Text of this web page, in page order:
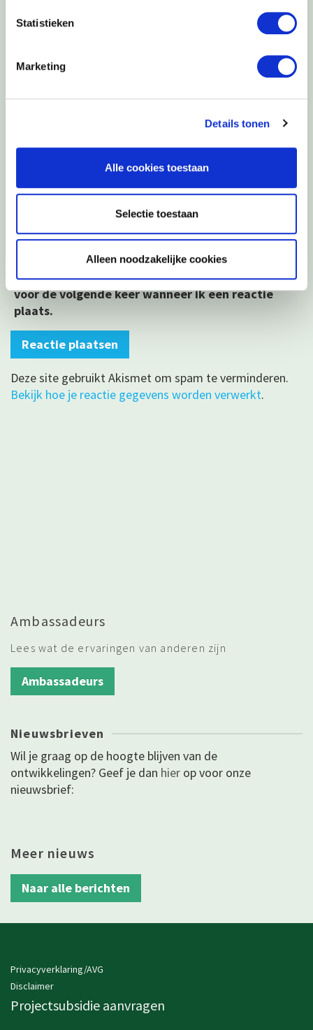
Statistieken
Marketing
Details tonen
Alle cookies toestaan
Selectie toestaan
Alleen noodzakelijke cookies
E-mail*
Mijn naam, e-mail en site opslaan in deze browser
voor de volgende keer wanneer ik een reactie
plaats.
Deze site gebruikt Akismet om spam te verminderen.
Bekijk hoe je reactie gegevens worden verwerkt.
Ambassadeurs
Lees wat de ervaringen van anderen zijn
Ambassadeurs
Nieuwsbrieven
Wil je graag op de hoogte blijven van de
ontwikkelingen? Geef je dan hier op voor onze
nieuwsbrief:
Meer nieuws
Naar alle berichten
Privacyverklaring/AVG
Disclaimer
Projectsubsidie aanvragen